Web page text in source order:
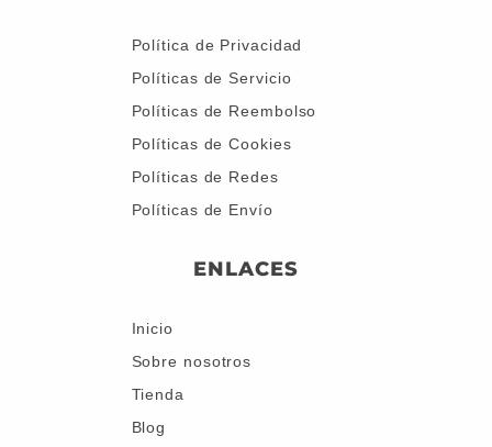
Política de Privacidad
Políticas de Servicio
Políticas de Reembolso
Políticas de Cookies
Políticas de Redes
Políticas de Envío
ENLACES
Inicio
Sobre nosotros
Tienda
Blog